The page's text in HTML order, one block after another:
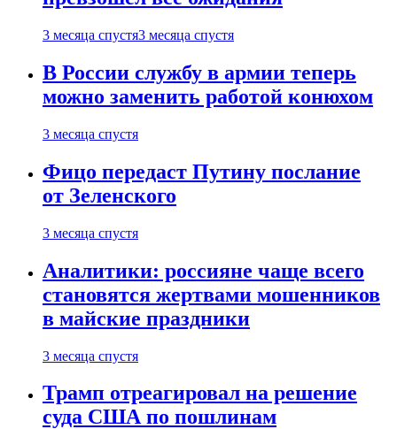
3 месяца спустя3 месяца спустя
В России службу в армии теперь
можно заменить работой конюхом
3 месяца спустя
Фицо передаст Путину послание
от Зеленского
3 месяца спустя
Аналитики: россияне чаще всего
становятся жертвами мошенников
в майские праздники
3 месяца спустя
Трамп отреагировал на решение
суда США по пошлинам